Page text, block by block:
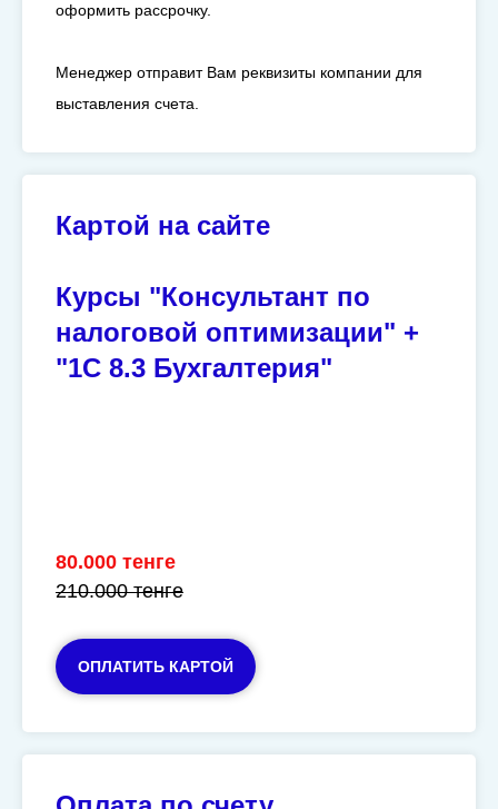
оформить рассрочку.
Менеджер отправит Вам реквизиты компании для
выставления счета.
Картой на сайте
Курсы "Консультант по
налоговой оптимизации" +
"1С 8.3 Бухгалтерия"
80.000 тенге
210.000 тенге
ОПЛАТИТЬ КАРТОЙ